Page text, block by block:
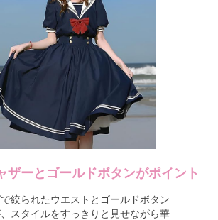
ザーとゴールドボタンがポイント
絞られたウエストとゴールドボタン
スタイルをすっきりと見せながら華